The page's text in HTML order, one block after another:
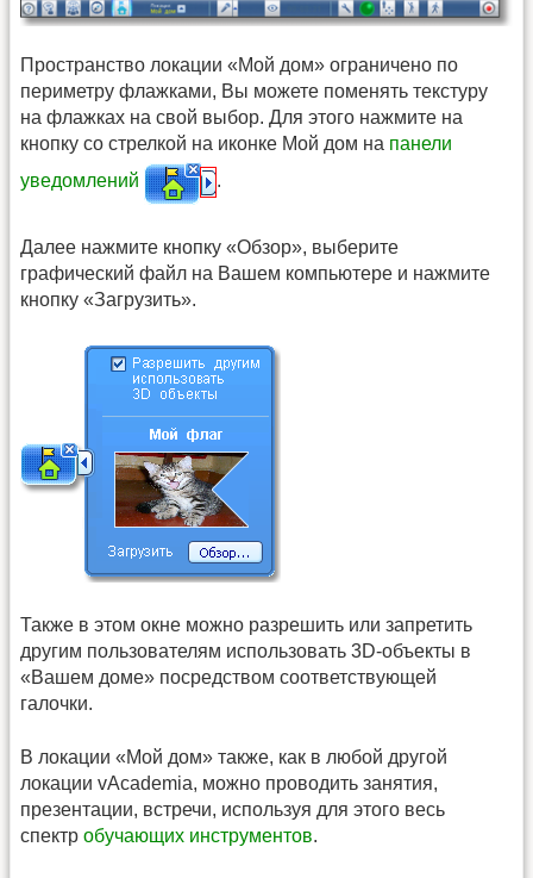
Пространство локации «Мой дом» ограничено по
периметру флажками, Вы можете поменять текстуру
на флажках на свой выбор. Для этого нажмите на
кнопку со стрелкой на иконке Мой дом на панели
уведомлений
.
Далее нажмите кнопку «Обзор», выберите
графический файл на Вашем компьютере и нажмите
кнопку «Загрузить».
Также в этом окне можно разрешить или запретить
другим пользователям использовать 3D-объекты в
«Вашем доме» посредством соответствующей
галочки.
В локации «Мой дом» также, как в любой другой
локации vAcademia, можно проводить занятия,
презентации, встречи, используя для этого весь
спектр обучающих инструментов.